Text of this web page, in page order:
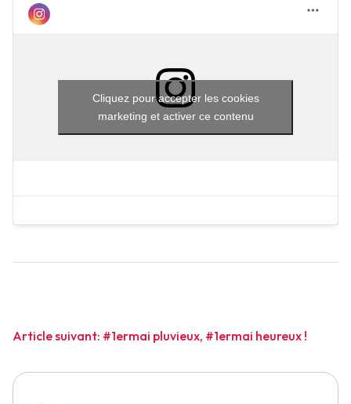
Cliquez pour accepter les cookies
marketing et activer ce contenu
Navigation
l’article
Article suivant: #1ermai pluvieux, #1ermai heureux !